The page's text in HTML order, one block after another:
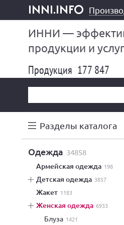
inni.info
ИННИ —
продукции и
Продукция 177 847
Разделы каталога
одежда 34858
армейская одежда 198
детская одежда 3857
жакет 1183
женская одежда 6933
блуза 1421